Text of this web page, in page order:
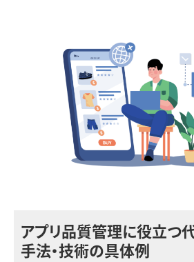
アプリ品質管理に役立つ
手法・技術の具体例